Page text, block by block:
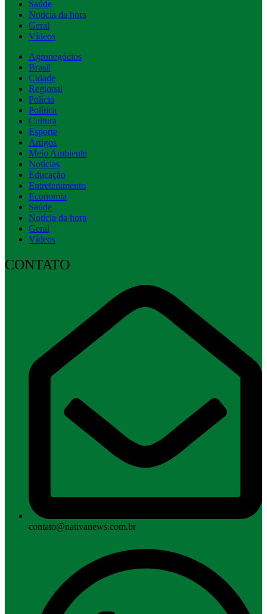
Saúde
Notícia da hora
Geral
Vídeos
Agronegócios
Brasil
Cidade
Regional
Polícia
Política
Cultura
Esporte
Artigos
Meio Ambiente
Notícias
Educação
Entretenimento
Economia
Saúde
Notícia da hora
Geral
Vídeos
CONTATO
contato@nativanews.com.br